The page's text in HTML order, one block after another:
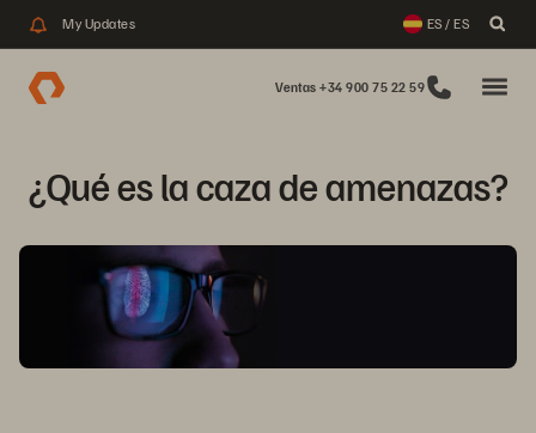
My Updates ES / ES
Ventas +34 900 75 22 59
¿Qué es la caza de amenazas?